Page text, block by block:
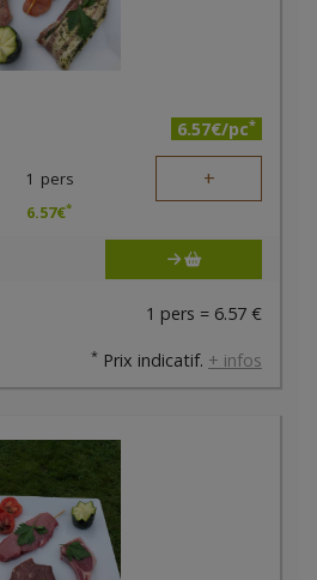
6.57€/pc*
1 pers +
6.57€*
1 pers = 6.57 €
* Prix indicatif. + infos